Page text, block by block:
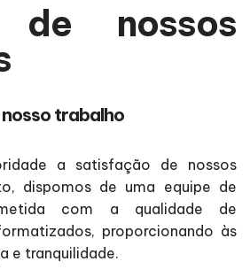
de nossos
trabalho
a satisfação de nossos
dispomos de uma equipe de
com a qualidade de
proporcionando às
e tranquilidade.